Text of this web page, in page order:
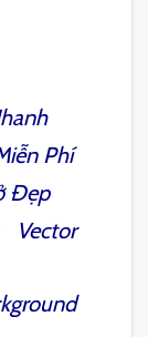
Phí
Đẹp
Vector